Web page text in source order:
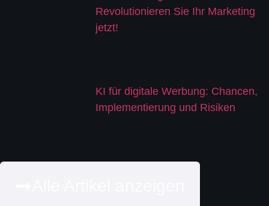
Revolutionieren Sie Ihr Marketing
jetzt!
KI für digitale Werbung: Chancen,
Implementierung und Risiken